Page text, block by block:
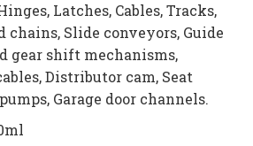
Latches, Cables, Tracks,
chains, Slide conveyors, Guide
gear shift mechanisms,
Distributor cam, Seat
Garage door channels.